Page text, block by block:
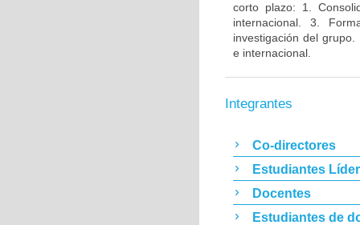
corto plazo: 1.
internacional. 3.
investigación del
e internacional.
Integrantes
Co-directores
Estudiantes
Docentes
Estudiantes de